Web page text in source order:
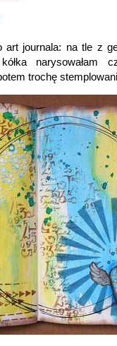
art journala: na tle z
narysowałam
trochę